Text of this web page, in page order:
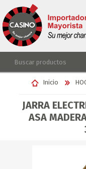
REGISTRARSE
LISTA DE DESEOS
Inicio
JARRA
ASA